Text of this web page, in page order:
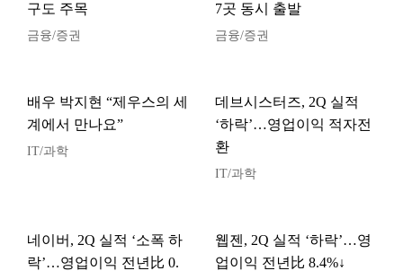
구도 주목
금융/증권
7곳 동시 출발
금융/증권
배우 박지현 “제우스의 세
계에서 만나요”
IT/과학
데브시스터즈, 2Q 실적
‘하락’…영업이익 적자전
환
IT/과학
네이버, 2Q 실적 ‘소폭 하
락’…영업이익 전년比 0.
웹젠, 2Q 실적 ‘하락’…영
업이익 전년比 8.4%↓